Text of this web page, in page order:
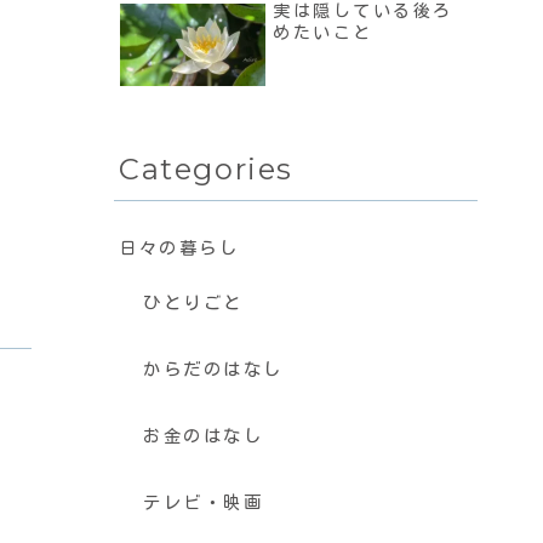
実は隠している後ろ
めたいこと
Categories
日々の暮らし
ひとりごと
からだのはなし
お金のはなし
テレビ・映画